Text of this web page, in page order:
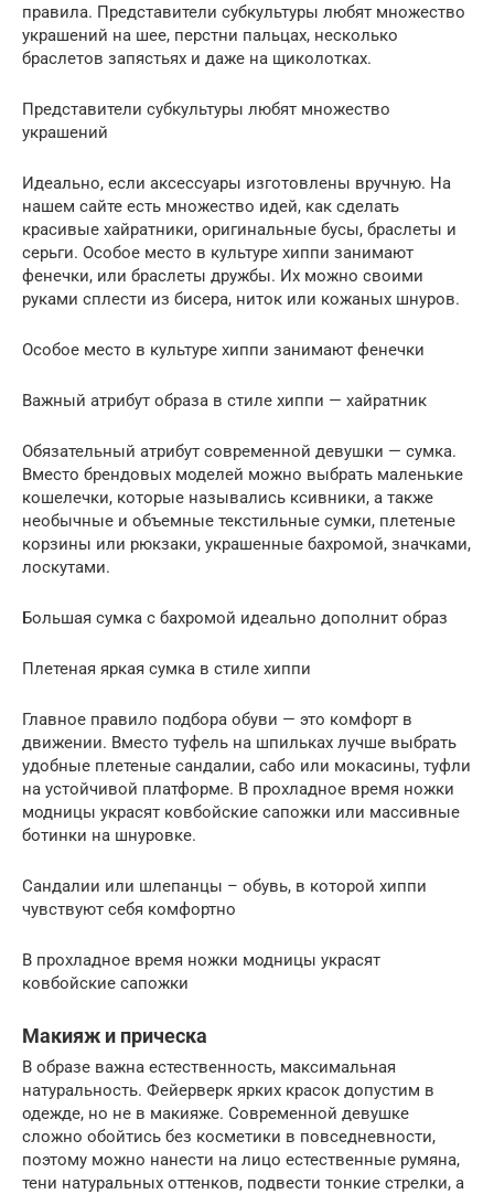
правила. Представители субкультуры любят множество
украшений на шее, перстни пальцах, несколько
браслетов запястьях и даже на щиколотках.
Представители субкультуры любят множество
украшений
Идеально, если аксессуары изготовлены вручную. На
нашем сайте есть множество идей, как сделать
красивые хайратники, оригинальные бусы, браслеты и
серьги. Особое место в культуре хиппи занимают
фенечки, или браслеты дружбы. Их можно своими
руками сплести из бисера, ниток или кожаных шнуров.
Особое место в культуре хиппи занимают фенечки
Важный атрибут образа в стиле хиппи — хайратник
Обязательный атрибут современной девушки — сумка.
Вместо брендовых моделей можно выбрать маленькие
кошелечки, которые назывались ксивники, а также
необычные и объемные текстильные сумки, плетеные
корзины или рюкзаки, украшенные бахромой, значками,
лоскутами.
Большая сумка с бахромой идеально дополнит образ
Плетеная яркая сумка в стиле хиппи
Главное правило подбора обуви — это комфорт в
движении. Вместо туфель на шпильках лучше выбрать
удобные плетеные сандалии, сабо или мокасины, туфли
на устойчивой платформе. В прохладное время ножки
модницы украсят ковбойские сапожки или массивные
ботинки на шнуровке.
Сандалии или шлепанцы – обувь, в которой хиппи
чувствуют себя комфортно
В прохладное время ножки модницы украсят
ковбойские сапожки
Макияж и прическа
В образе важна естественность, максимальная
натуральность. Фейерверк ярких красок допустим в
одежде, но не в макияже. Современной девушке
сложно обойтись без косметики в повседневности,
поэтому можно нанести на лицо естественные румяна,
тени натуральных оттенков, подвести тонкие стрелки, а